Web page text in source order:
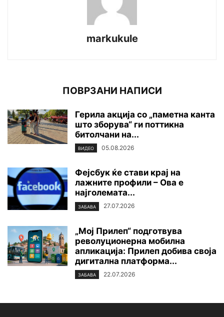
markukule
ПОВРЗАНИ НАПИСИ
Герила акција со „паметна канта
што зборува“ ги поттикна
битолчани на...
ВИДЕО 05.08.2026
Фејсбук ќе стави крај на
лажните профили – Ова е
најголемата...
ЗАБАВА 27.07.2026
„Мој Прилеп“ подготвува
револуционерна мобилна
апликација: Прилеп добива своја
дигитална платформа...
ЗАБАВА 22.07.2026